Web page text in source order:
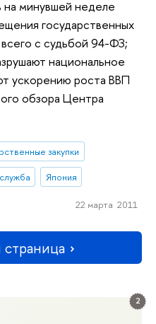
2
на минувшей неделе
государственных
с судьбой 94-ФЗ;
национальное
ускорению роста ВВП
обзора Центра
закупки
Япония
22 марта 2011